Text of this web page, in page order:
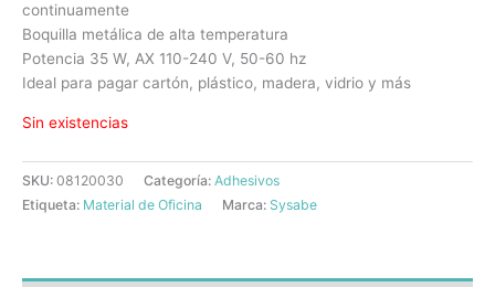
continuamente
Boquilla metálica de alta temperatura
Potencia 35 W, AX 110-240 V, 50-60 hz
Ideal para pagar cartón, plástico, madera, vidrio y más
Sin existencias
SKU: 08120030 Categoría: Adhesivos
Etiqueta: Material de Oficina Marca: Sysabe